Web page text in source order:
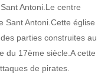
Antoni.Le centre
Sant Antoni.Cette église
parties construites au
du 17ème siècle.A cette
de pirates.